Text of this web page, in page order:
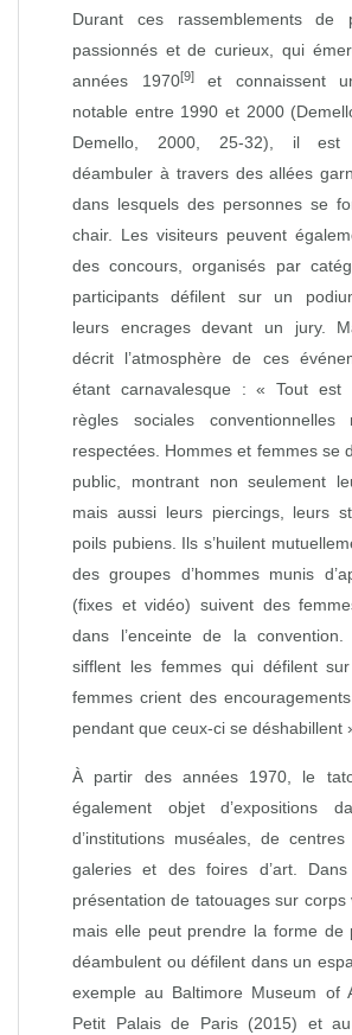
Durant ces rassemblements de
passionnés et de curieux, qui
années 1970[9]et connaissent
notable entre 1990 et 2000
Demello, 2000, 25‑32), il est
déambuler à travers des allées
dans lesquels des personnes se
chair. Les visiteurs peuvent
des concours, organisés par
participants défilent sur un
leurs encrages devant un jury.
décrit l’atmosphère de ces
étant carnavalesque : « Tout est
règles sociales
respectées. Hommes et femmes se
public, montrant non seulement
mais aussi leurs piercings, leurs
poils pubiens. Ils s’huilent
des groupes d’hommes munis
(fixes et vidéo) suivent des
dans l’enceinte de la
sifflent les femmes qui défilent
femmes crient des
pendant que ceux‑ci se déshabillent
À partir des années 1970, le
également objet d’expositions
d’institutions muséales, de
galeries et des foires d’art.
présentation de tatouages sur corps
mais elle peut prendre la forme de
déambulent ou défilent dans un
exemple au Baltimore Museum of
Petit Palais de Paris (2015) et au